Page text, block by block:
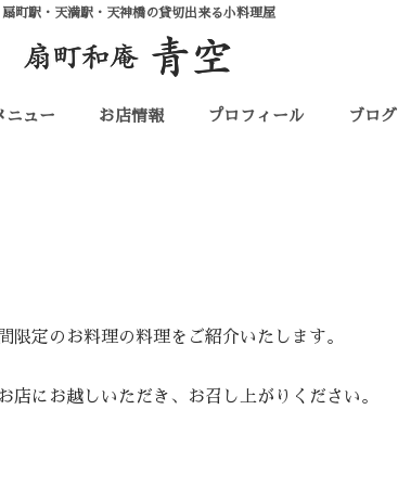
扇町駅・天満駅・天神橋の貸切出来る小料理屋
ニュー お店情報 プロフィール ブログ
限定のお料理の料理をご紹介いたします。
店にお越しいただき、お召し上がりください。